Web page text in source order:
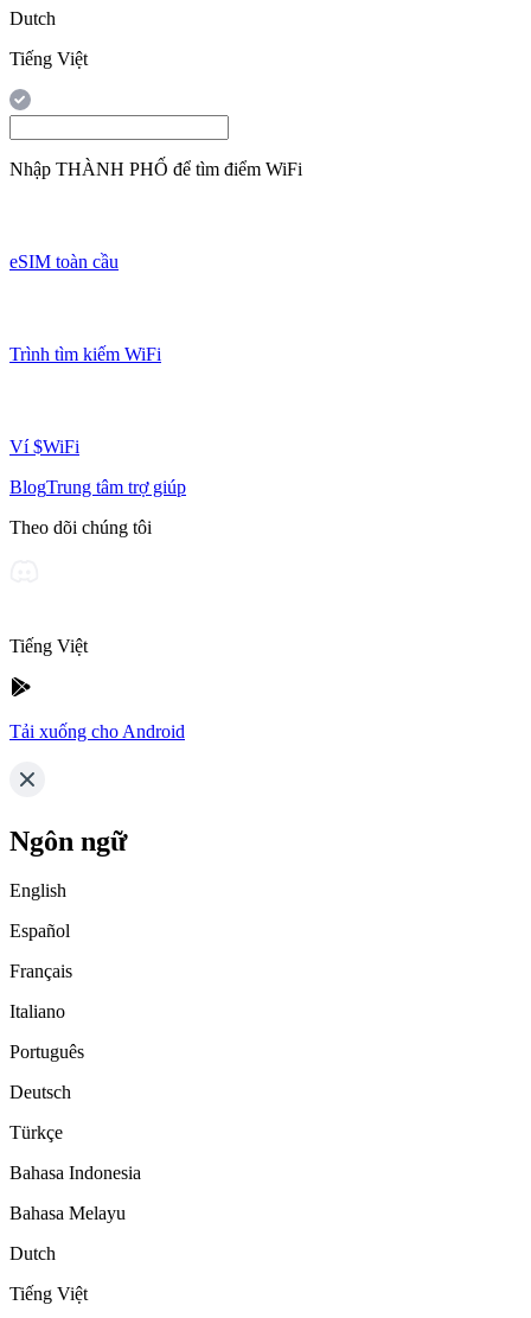
Dutch
Tiếng Việt
Nhập THÀNH PHỐ để tìm điểm WiFi
eSIM toàn cầu
Trình tìm kiếm WiFi
Ví $WiFi
BlogTrung tâm trợ giúp
Theo dõi chúng tôi
Tiếng Việt
Tải xuống cho Android
Ngôn ngữ
English
Español
Français
Italiano
Português
Deutsch
Türkçe
Bahasa Indonesia
Bahasa Melayu
Dutch
Tiếng Việt